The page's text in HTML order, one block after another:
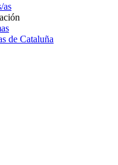
as
de Cataluña